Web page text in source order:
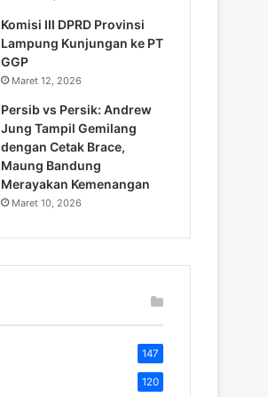
Komisi III DPRD Provinsi
Lampung Kunjungan ke PT
GGP
Maret 12, 2026
Persib vs Persik: Andrew
Jung Tampil Gemilang
dengan Cetak Brace,
Maung Bandung
Merayakan Kemenangan
Maret 10, 2026
147
120